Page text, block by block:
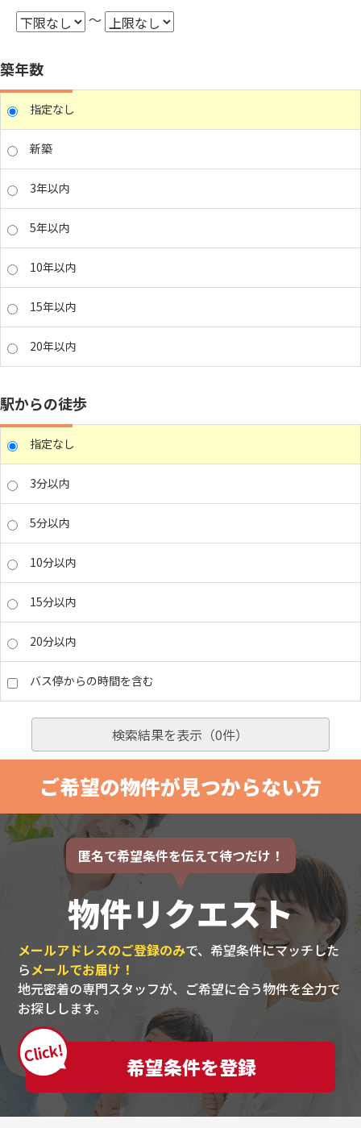
～
築年数
指定なし
新築
3年以内
5年以内
10年以内
15年以内
20年以内
駅からの徒歩
指定なし
3分以内
5分以内
10分以内
15分以内
20分以内
バス停からの時間を含む
検索結果を表示（0件）
ご希望の物件が見つからない方
匿名で希望条件を伝えて待つだけ！
物件リクエスト
メールアドレスのご登録のみで、希望条件にマッチした
らメールでお届け！
地元密着の専門スタッフが、ご希望に合う物件を全力で
お探しします。
Click!
希望条件を登録